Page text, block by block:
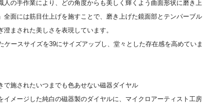
人の手作業により、どの角度からも美しく輝くよう曲面形状に磨き上
全面には筋目仕上げを施すことで、磨き上げた鏡面部とテンパーブル
澄まされた美しさを表現しています。
ケースサイズを39にサイズアップし、堂々とした存在感を高めていま
で施されたいつまでも色あせない磁器ダイヤル
イメージした純白の磁器製のダイヤルに、マイクロアーティスト工房